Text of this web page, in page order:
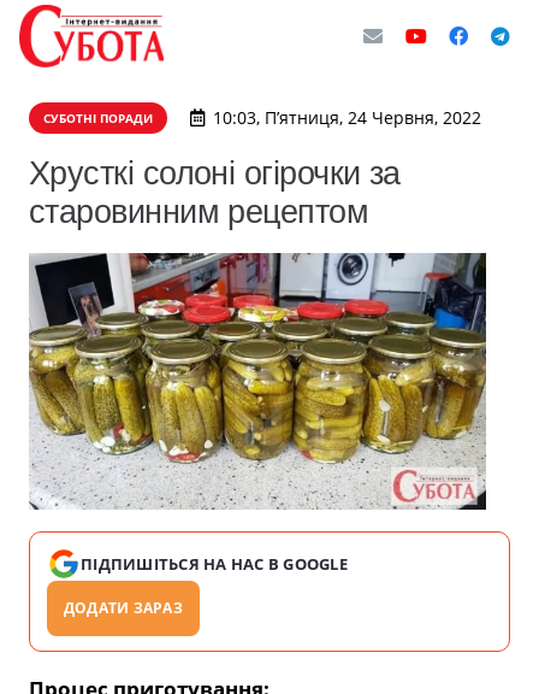
СУБОТНІ ПОРАДИ 10:03, П’ятниця, 24 Червня, 2022
Хрусткі солоні огірочки за
старовинним рецептом
ПІДПИШІТЬСЯ НА НАС В GOOGLE
ДОДАТИ ЗАРАЗ